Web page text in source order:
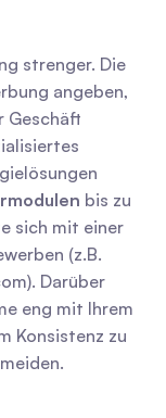
strenger. Die
angeben,
Geschäft
bis zu
sich mit einer
). Darüber
eng mit Ihrem
Konsistenz zu